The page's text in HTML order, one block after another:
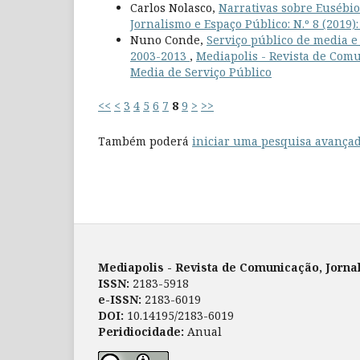
Carlos Nolasco, Narrativas sobre
Jornalismo e Espaço Público: N.º 8
Nuno Conde, Serviço público de media
2003-2013 , Mediapolis - Revista de
Media de Serviço Público
<< < 3 4 5 6 7 8 9 > >>
Também poderá iniciar uma pesquisa
Mediapolis - Revista de Comunicação,
ISSN: 2183-5918
e-ISSN: 2183-6019
DOI: 10.14195/2183-6019
Peridiocidade: Anual